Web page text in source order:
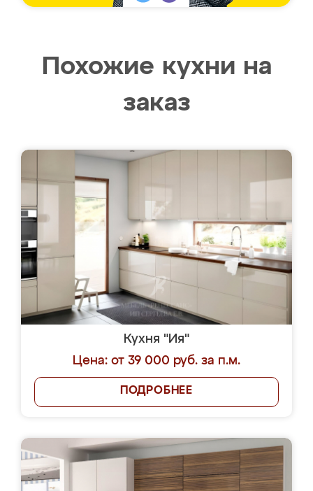
Похожие кухни на
заказ
Кухня "Ия"
Цена: от 39 000 руб. за п.м.
ПОДРОБНЕЕ